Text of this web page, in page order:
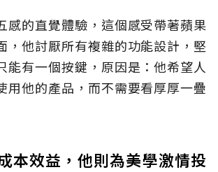
感的直覺體驗，這個感受帶著蘋果
，他討厭所有複雜的功能設計，堅
能有一個按鍵，原因是：他希望人
用他的產品，而不需要看厚厚一疊
本效益，他則為美學激情投